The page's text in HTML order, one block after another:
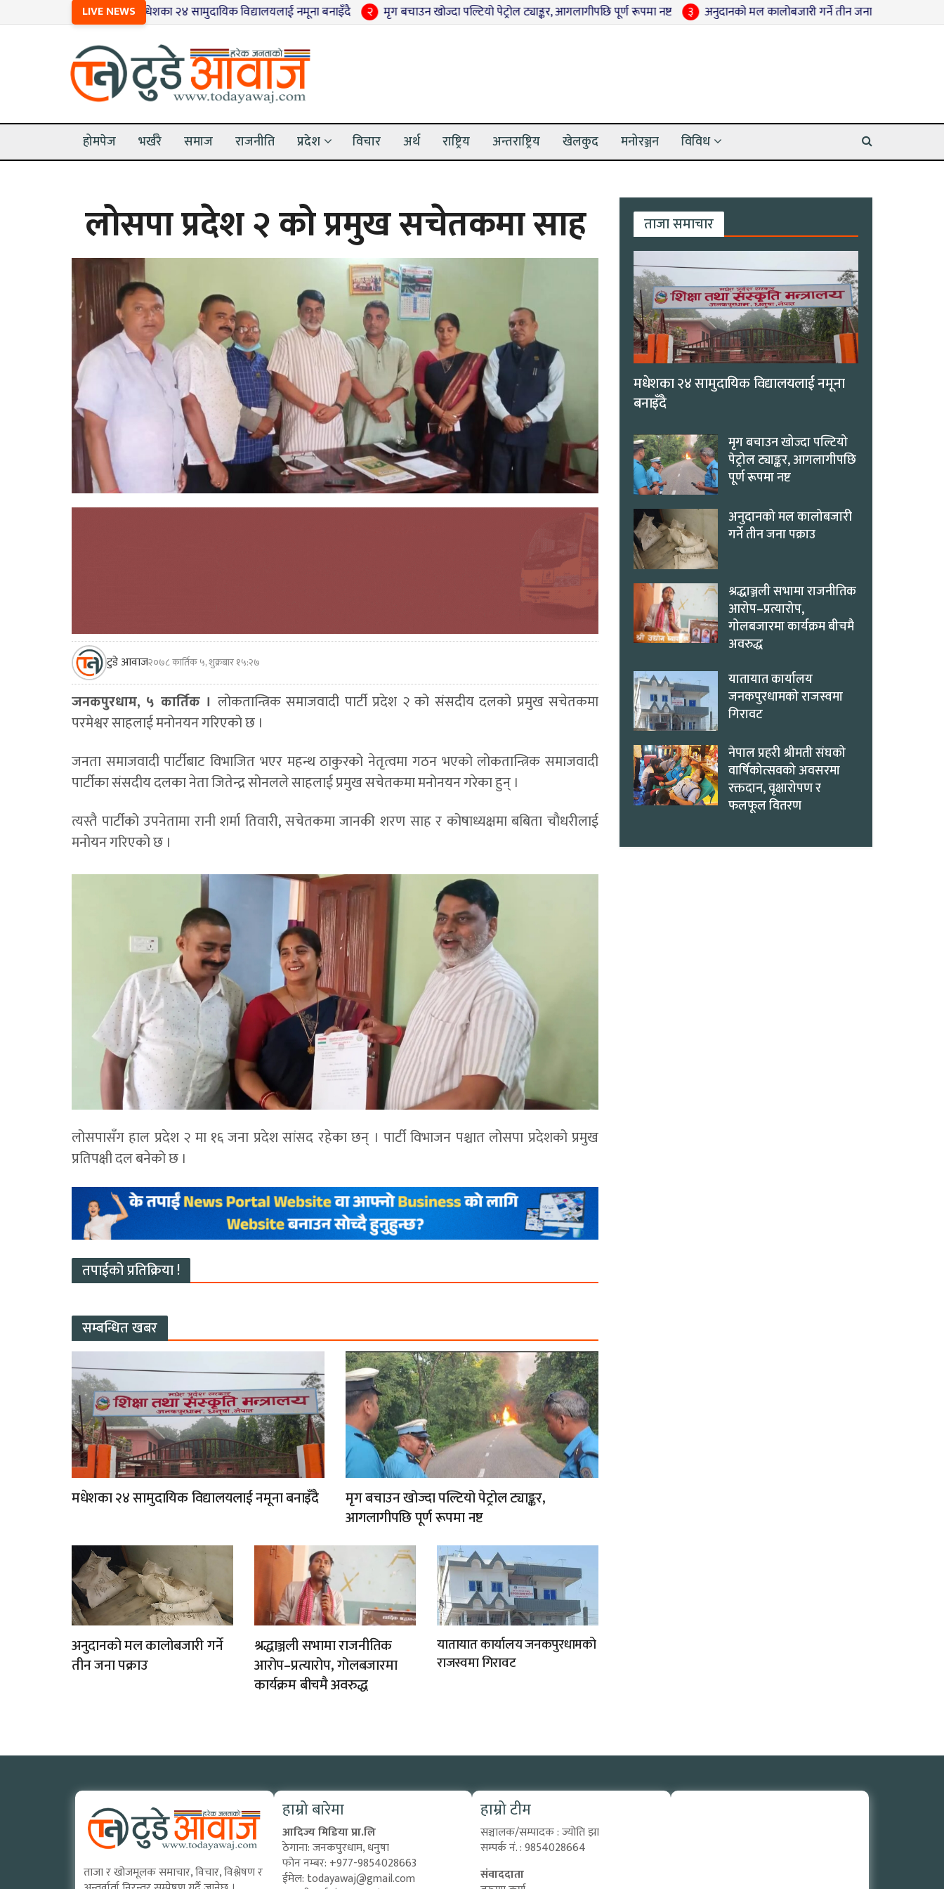
LIVE NEWS
मधेशका २४ सामुदायिक विद्यालयलाई नमूना बनाइँदै २ मृग बचाउन खोज्दा पल्टियो पेट्रोल ट्याङ्कर, आगलागीपछि पूर्ण रूपमा नष्ट ३ अनुदानको मल कालोबजारी गर्ने तीन जना पक्राउ ४
होमपेज भर्खरै समाज राजनीति प्रदेश विचार अर्थ राष्ट्रिय अन्तराष्ट्रिय खेलकुद मनोरञ्जन विविध
लोसपा प्रदेश २ को प्रमुख सचेतकमा साह
टुडे आवाज२०७८ कार्तिक ५, शुक्रबार १५:२७
जनकपुरधाम, ५ कार्तिक । लोकतान्त्रिक समाजवादी पार्टी प्रदेश २ को संसदीय दलको प्रमुख सचेतकमा
परमेश्वर साहलाई मनोनयन गरिएको छ ।
जनता समाजवादी पार्टीबाट विभाजित भएर महन्थ ठाकुरको नेतृत्वमा गठन भएको लोकतान्त्रिक समाजवादी
पार्टीका संसदीय दलका नेता जितेन्द्र सोनलले साहलाई प्रमुख सचेतकमा मनोनयन गरेका हुन् ।
त्यस्तै पार्टीको उपनेतामा रानी शर्मा तिवारी, सचेतकमा जानकी शरण साह र कोषाध्यक्षमा बबिता चौधरीलाई
मनोयन गरिएको छ ।
लोसपासँग हाल प्रदेश २ मा १६ जना प्रदेश सांसद रहेका छन् । पार्टी विभाजन पश्चात लोसपा प्रदेशको प्रमुख
प्रतिपक्षी दल बनेको छ ।
तपाईको प्रतिक्रिया !
सम्बन्धित खबर
मधेशका २४ सामुदायिक विद्यालयलाई नमूना बनाइँदै
मृग बचाउन खोज्दा पल्टियो पेट्रोल ट्याङ्कर,
आगलागीपछि पूर्ण रूपमा नष्ट
अनुदानको मल कालोबजारी गर्ने
तीन जना पक्राउ
श्रद्धाञ्जली सभामा राजनीतिक
आरोप–प्रत्यारोप, गोलबजारमा
कार्यक्रम बीचमै अवरुद्ध
यातायात कार्यालय जनकपुरधामको
राजस्वमा गिरावट
ताजा समाचार
मधेशका २४ सामुदायिक विद्यालयलाई नमूना
बनाइँदै
मृग बचाउन खोज्दा पल्टियो
पेट्रोल ट्याङ्कर, आगलागीपछि
पूर्ण रूपमा नष्ट
अनुदानको मल कालोबजारी
गर्ने तीन जना पक्राउ
श्रद्धाञ्जली सभामा राजनीतिक
आरोप–प्रत्यारोप,
गोलबजारमा कार्यक्रम बीचमै
अवरुद्ध
यातायात कार्यालय
जनकपुरधामको राजस्वमा
गिरावट
नेपाल प्रहरी श्रीमती संघको
वार्षिकोत्सवको अवसरमा
रक्तदान, वृक्षारोपण र
फलफूल वितरण
ताजा र खोजमूलक समाचार, विचार, विश्लेषण र
हाम्रो बारेमा
आदिज्य मिडिया प्रा.लि
ठेगाना: जनकपुरधाम, धनुषा
फोन नम्बर: +977-9854028663
ईमेल: todayawaj@gmail.com
हाम्रो टीम
सञ्चालक/सम्पादक : ज्योति झा
सम्पर्क नं. : 9854028664
संवाददाता